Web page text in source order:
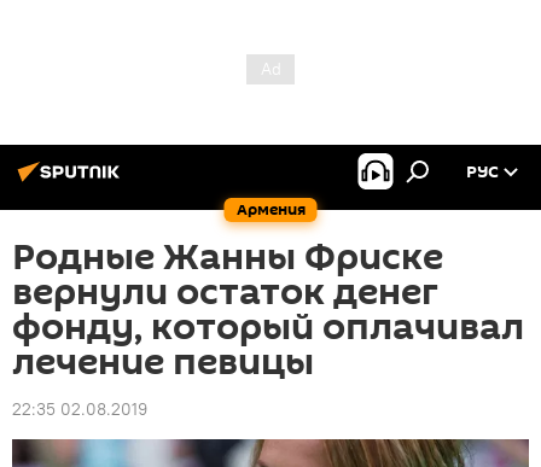
Армения
РУС
Родные Жанны Фриске
вернули остаток денег
фонду, который оплачивал
лечение певицы
22:35 02.08.2019